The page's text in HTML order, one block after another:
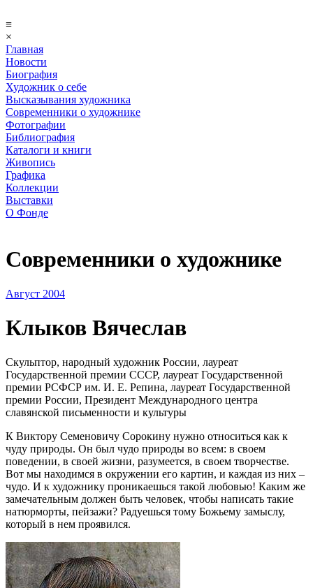
≡
×
Главная
Новости
Биография
Художник о себе
Выcказывания художника
Современники о художнике
Фотографии
Библиография
Каталоги и книги
Живопись
Графика
Коллекции
Выставки
О Фонде
Современники о художнике
Август 2004
Клыков Вячеслав
Скульптор, народный художник России, лауреат
Государственной премии СССР, лауреат Государственной
премии РСФСР им. И. Е. Репина, лауреат Государственной
премии России, Президент Международного центра
славянской письменности и культуры
К Виктору Семеновичу Сорокину нужно относиться как к
чуду природы. Он был чудо природы во всем: в своем
поведении, в своей жизни, разумеется, в своем творчестве.
Вот мы находимся в окружении его картин, и каждая из них –
чудо. И к художнику проникаешься такой любовью! Каким же
замечательным должен быть человек, чтобы написать такие
натюрморты, пейзажи? Радуешься тому Божьему замыслу,
который в нем проявился.